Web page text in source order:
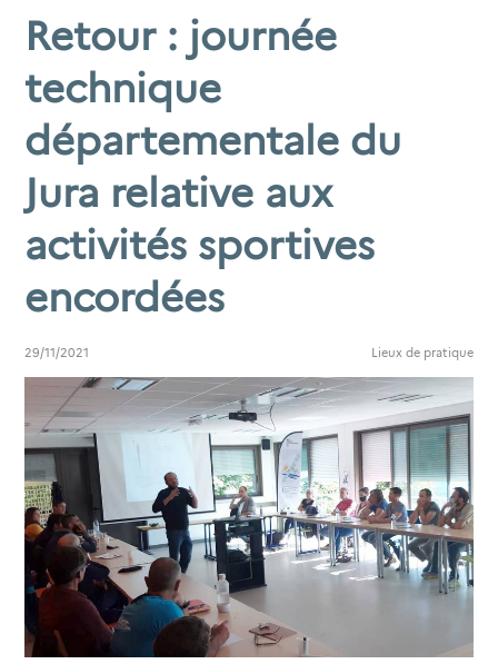
Retour : journée
technique
départementale du
Jura relative aux
activités sportives
encordées
29/11/2021 Lieux de pratique